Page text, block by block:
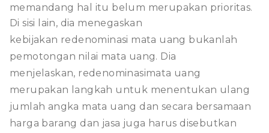
memandang hal itu belum merupakan prioritas.
Di sisi lain, dia menegaskan
kebijakan redenominasi mata uang bukanlah
pemotongan nilai mata uang. Dia
menjelaskan, redenominasimata uang
merupakan langkah untuk menentukan ulang
jumlah angka mata uang dan secara bersamaan
harga barang dan jasa juga harus disebutkan